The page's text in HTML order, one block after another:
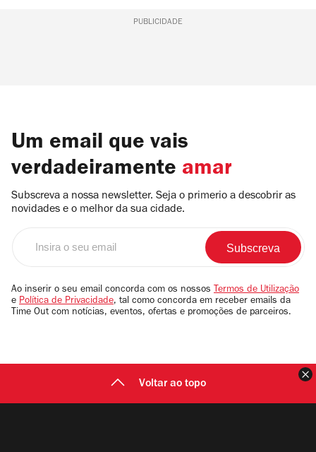
PUBLICIDADE
Um email que vais
verdadeiramente amar
Subscreva a nossa newsletter. Seja o primerio a descobrir as
novidades e o melhor da sua cidade.
email
Ao inserir o seu email concorda com os nossos Termos de Utilização
e Política de Privacidade, tal como concorda em receber emails da
Time Out com notícias, eventos, ofertas e promoções de parceiros.
Voltar ao topo